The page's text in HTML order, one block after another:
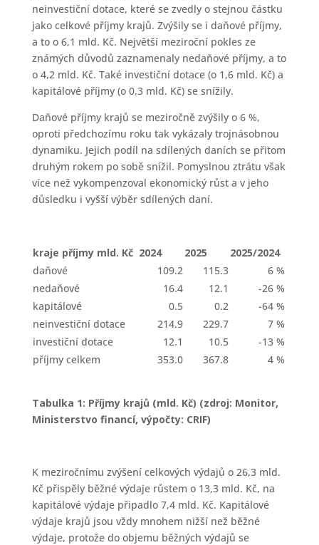
neinvestiční dotace, které se zvedly o stejnou částku
jako celkové příjmy krajů. Zvýšily se i daňové příjmy,
a to o 6,1 mld. Kč. Největší meziroční pokles ze
známých důvodů zaznamenaly nedaňové příjmy, a to
o 4,2 mld. Kč. Také investiční dotace (o 1,6 mld. Kč) a
kapitálové příjmy (o 0,3 mld. Kč) se snížily.
Daňové příjmy krajů se meziročně zvýšily o 6 %,
oproti předchozímu roku tak vykázaly trojnásobnou
dynamiku. Jejich podíl na sdílených daních se přitom
druhým rokem po sobě snížil. Pomyslnou ztrátu však
více než vykompenzoval ekonomický růst a v jeho
důsledku i vyšší výběr sdílených daní.
kraje příjmy mld. Kč 2024 2025
2025/2024
daňové
109.2 115.3
6 %
nedaňové
16.4 12.1
-26 %
kapitálové
0.5 0.2
-64 %
neinvestiční dotace
214.9 229.7
7 %
investiční dotace
12.1 10.5
-13 %
příjmy celkem
353.0 367.8 4 %
Tabulka 1: Příjmy krajů (mld. Kč) (zdroj: Monitor,
Ministerstvo financí, výpočty: CRIF)
K meziročnímu zvýšení celkových výdajů o 26,3 mld.
Kč přispěly běžné výdaje růstem o 13,3 mld. Kč, na
kapitálové výdaje připadlo 7,4 mld. Kč. Kapitálové
výdaje krajů jsou vždy mnohem nižší než běžné
výdaje, protože do objemu běžných výdajů se